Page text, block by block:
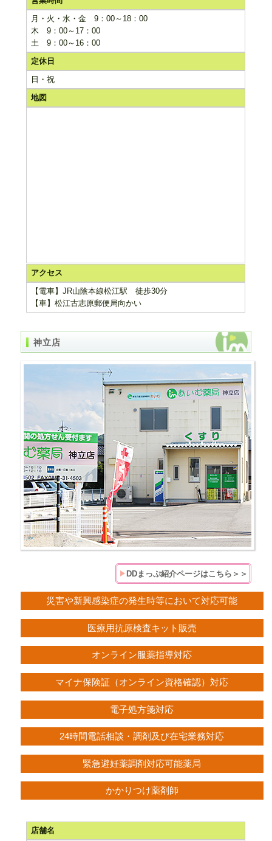
月・火・水・金 9：00～18：00
木 9：00～17：00
土 9：00～16：00
定休日
日・祝
地図
アクセス
【電車】JR山陰本線松江駅 徒歩30分
【車】松江古志原郵便局向かい
神立店
DDまっぷ紹介ページはこちら＞＞
災害や新興感染症の発生時等において対応可能
医療用抗原検査キット販売
オンライン服薬指導対応
マイナ保険証（オンライン資格確認）対応
電子処方箋対応
24時間電話相談・調剤及び在宅業務対応
緊急避妊薬調剤対応可能薬局
かかりつけ薬剤師
店舗名